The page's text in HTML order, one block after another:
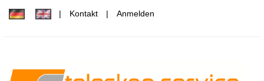
Kontakt Anmelden